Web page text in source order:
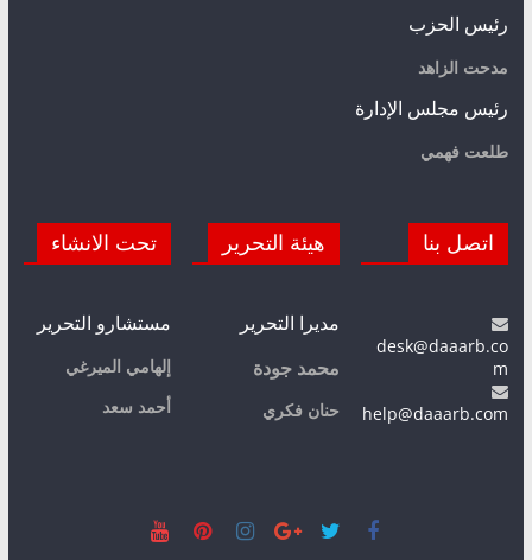
رئيس الحزب
مدحت الزاهد
رئيس مجلس الإدارة
طلعت فهمي
اتصل بنا
desk@daaarb.co
m
help@daaarb.com
هيئة التحرير
مديرا التحرير
محمد جودة
حنان فكري
تحت الانشاء
مستشارو التحرير
إلهامي الميرغي
أحمد سعد